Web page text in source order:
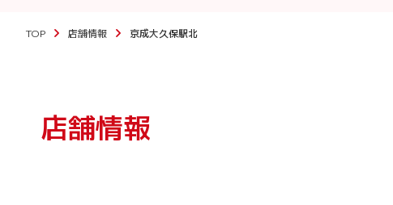
TOP 店舗情報 京成大久保駅北
店舗情報